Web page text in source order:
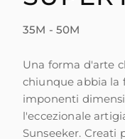
35M - 50M
Una forma d'arte
chiunque abbia la
imponenti
l'eccezionale
Sunseeker. Creati